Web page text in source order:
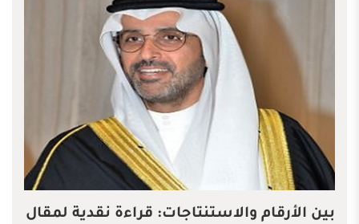
بين الأرقام والاستنتاجات: قراءة نقدية لمقال